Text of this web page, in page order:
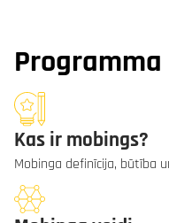
Programma
Kas ir mobings?
Mobinga definīcija, būtība